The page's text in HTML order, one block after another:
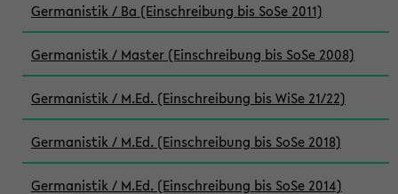
Germanistik / Ba (Einschreibung bis SoSe 2011)
Germanistik / Master (Einschreibung bis SoSe 2008)
Germanistik / M.Ed. (Einschreibung bis WiSe 21/22)
Germanistik / M.Ed. (Einschreibung bis SoSe 2018)
Germanistik / M.Ed. (Einschreibung bis SoSe 2014)